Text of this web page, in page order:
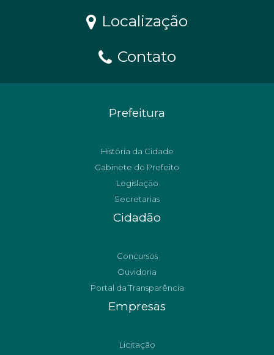
Localização
Contato
Prefeitura
História da Cidade
Gabinete do Prefeito
Legislação
Secretarias
Cidadão
Concursos
Ouvidoria
Portal da Transparência
Empresas
Licitação